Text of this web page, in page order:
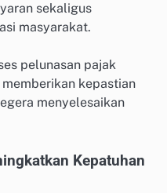
sekaligus
masyarakat.
pelunasan pajak
kepastian
menyelesaikan
Kepatuhan